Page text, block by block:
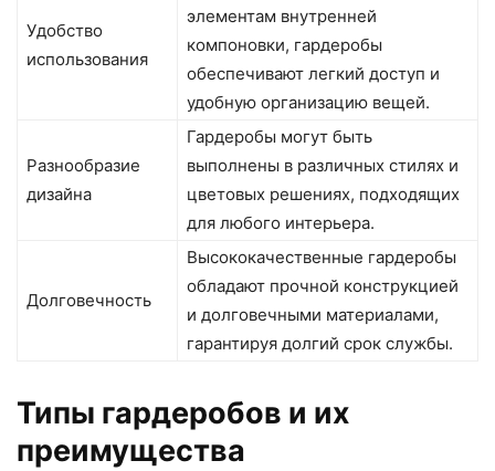
Удобство
использования
элементам внутренней
компоновки, гардеробы
обеспечивают легкий доступ и
удобную организацию вещей.
Разнообразие
дизайна
Гардеробы могут быть
выполнены в различных стилях и
цветовых решениях, подходящих
для любого интерьера.
Долговечность
Высококачественные гардеробы
обладают прочной конструкцией
и долговечными материалами,
гарантируя долгий срок службы.
Типы гардеробов и их
преимущества